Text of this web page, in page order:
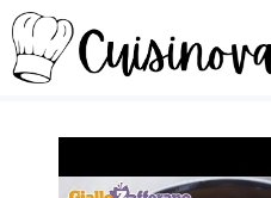
Vai
al
contenuto